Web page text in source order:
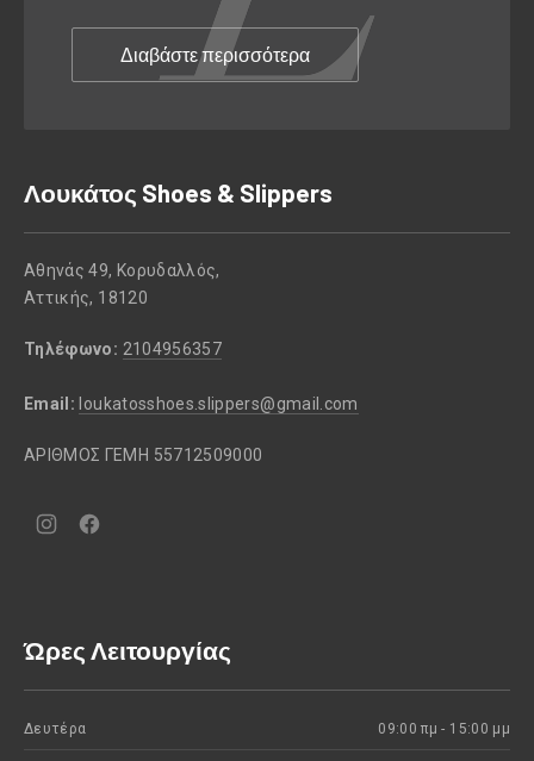
Διαβάστε περισσότερα
Λουκάτος Shoes & Slippers
Αθηνάς 49, Κορυδαλλός,
Αττικής, 18120
Τηλέφωνο: 2104956357
Email: loukatosshoes.slippers@gmail.com
ΑΡΙΘΜΟΣ ΓΕΜΗ 55712509000
Νέο
Νέο
Ώρες Λειτουργίας
Δευτέρα 09:00 πμ - 15:00 μμ